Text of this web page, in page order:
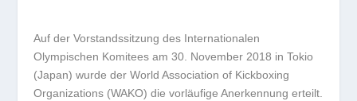
Auf der Vorstandssitzung des Internationalen
Olympischen Komitees am 30. November 2018 in Tokio
(Japan) wurde der World Association of Kickboxing
Organizations (WAKO) die vorläufige Anerkennung erteilt.